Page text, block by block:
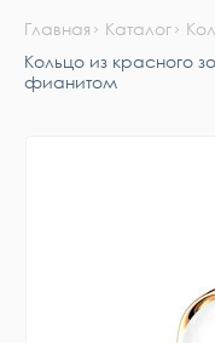
Главная Каталог
Кольцо из красного
фианитом